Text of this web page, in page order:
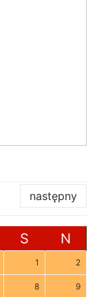
następny
S N
1 2
8 9